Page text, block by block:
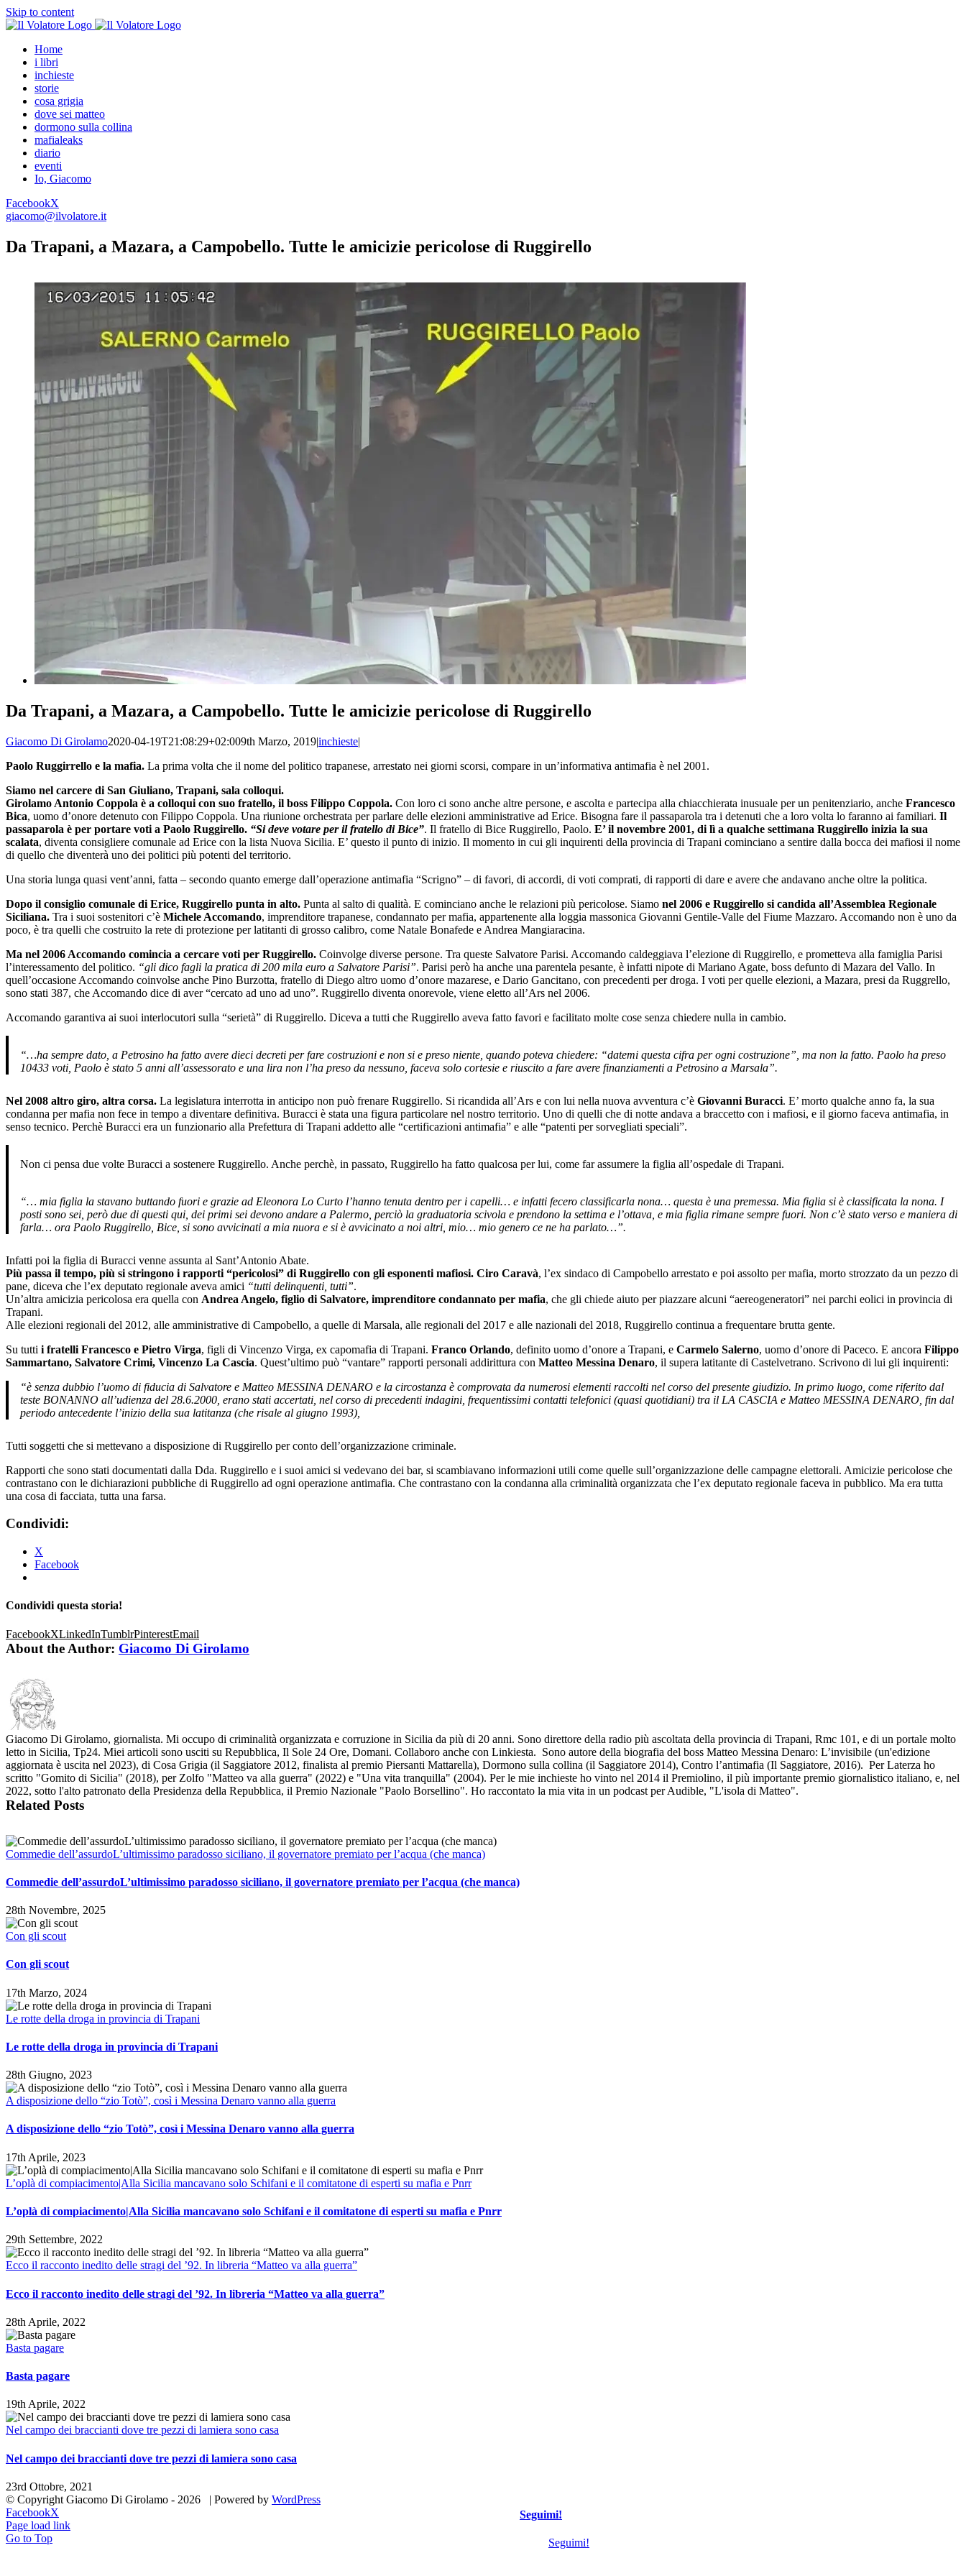
Skip to content
Home
i libri
inchieste
storie
cosa grigia
dove sei matteo
dormono sulla collina
mafialeaks
diario
eventi
Io, Giacomo
FacebookX
giacomo@ilvolatore.it
Da Trapani, a Mazara, a Campobello. Tutte le amicizie pericolose di Ruggirello
Da Trapani, a Mazara, a Campobello. Tutte le amicizie pericolose di Ruggirello
Giacomo Di Girolamo2020-04-19T21:08:29+02:009th Marzo, 2019|inchieste|
Paolo Ruggirrello e la mafia. La prima volta che il nome del politico trapanese, arrestato nei giorni scorsi, compare in un’informativa antimafia è nel 2001.
Siamo nel carcere di San Giuliano, Trapani, sala colloqui.
Girolamo Antonio Coppola è a colloqui con suo fratello, il boss Filippo Coppola. Con loro ci sono anche altre persone, e ascolta e partecipa alla chiacchierata inusuale per un penitenziario, anche Francesco
Bica, uomo d’onore detenuto con Filippo Coppola. Una riunione orchestrata per parlare delle elezioni amministrative ad Erice. Bisogna fare il passaparola tra i detenuti che a loro volta lo faranno ai familiari. Il
passaparola è per portare voti a Paolo Ruggirello. “Si deve votare per il fratello di Bice”. Il fratello di Bice Ruggirello, Paolo. E’ il novembre 2001, di lì a qualche settimana Ruggirello inizia la sua
scalata, diventa consigliere comunale ad Erice con la lista Nuova Sicilia. E’ questo il punto di inizio. Il momento in cui gli inquirenti della provincia di Trapani cominciano a sentire dalla bocca dei mafiosi il nome
di quello che diventerà uno dei politici più potenti del territorio.
Una storia lunga quasi vent’anni, fatta – secondo quanto emerge dall’operazione antimafia “Scrigno” – di favori, di accordi, di voti comprati, di rapporti di dare e avere che andavano anche oltre la politica.
Dopo il consiglio comunale di Erice, Ruggirello punta in alto. Punta al salto di qualità. E cominciano anche le relazioni più pericolose. Siamo nel 2006 e Ruggirello si candida all’Assemblea Regionale
Siciliana. Tra i suoi sostenitori c’è Michele Accomando, imprenditore trapanese, condannato per mafia, appartenente alla loggia massonica Giovanni Gentile-Valle del Fiume Mazzaro. Accomando non è uno da
poco, è tra quelli che costruito la rete di protezione per latitanti di grosso calibro, come Natale Bonafede e Andrea Mangiaracina.
Ma nel 2006 Accomando comincia a cercare voti per Ruggirello. Coinvolge diverse persone. Tra queste Salvatore Parisi. Accomando caldeggiava l’elezione di Ruggirello, e prometteva alla famiglia Parisi
l’interessamento del politico. “gli dico fagli la pratica di 200 mila euro a Salvatore Parisi”. Parisi però ha anche una parentela pesante, è infatti nipote di Mariano Agate, boss defunto di Mazara del Vallo. In
quell’occasione Accomando coinvolse anche Pino Burzotta, fratello di Diego altro uomo d’onore mazarese, e Dario Gancitano, con precedenti per droga. I voti per quelle elezioni, a Mazara, presi da Ruggrello,
sono stati 387, che Accomando dice di aver “cercato ad uno ad uno”. Ruggirello diventa onorevole, viene eletto all’Ars nel 2006.
Accomando garantiva ai suoi interlocutori sulla “serietà” di Ruggirello. Diceva a tutti che Ruggirello aveva fatto favori e facilitato molte cose senza chiedere nulla in cambio.
“…ha sempre dato, a Petrosino ha fatto avere dieci decreti per fare costruzioni e non si e preso niente, quando poteva chiedere: “datemi questa cifra per ogni costruzione”, ma non la fatto. Paolo ha preso
10433 voti, Paolo è stato 5 anni all’assessorato e una lira non l’ha preso da nessuno, faceva solo cortesie e riuscito a fare avere finanziamenti a Petrosino a Marsala”.
Nel 2008 altro giro, altra corsa. La legislatura interrotta in anticipo non può frenare Ruggirello. Si ricandida all’Ars e con lui nella nuova avventura c’è Giovanni Buracci. E’ morto qualche anno fa, la sua
condanna per mafia non fece in tempo a diventare definitiva. Buracci è stata una figura particolare nel nostro territorio. Uno di quelli che di notte andava a braccetto con i mafiosi, e il giorno faceva antimafia, in
senso tecnico. Perchè Buracci era un funzionario alla Prefettura di Trapani addetto alle “certificazioni antimafia” e alle “patenti per sorvegliati speciali”.
Non ci pensa due volte Buracci a sostenere Ruggirello. Anche perchè, in passato, Ruggirello ha fatto qualcosa per lui, come far assumere la figlia all’ospedale di Trapani.
“… mia figlia la stavano buttando fuori e grazie ad Eleonora Lo Curto l’hanno tenuta dentro per i capelli… e infatti fecero classificarla nona… questa è una premessa. Mia figlia si è classificata la nona. I
posti sono sei, però due di questi qui, dei primi sei devono andare a Palermo, perciò la graduatoria scivola e prendono la settima e l’ottava, e mia figlia rimane sempre fuori. Non c’è stato verso e maniera di
farla… ora Paolo Ruggirello, Bice, si sono avvicinati a mia nuora e si è avvicinato a noi altri, mio… mio genero ce ne ha parlato…”.
Infatti poi la figlia di Buracci venne assunta al Sant’Antonio Abate.
Più passa il tempo, più si stringono i rapporti “pericolosi” di Ruggirello con gli esponenti mafiosi. Ciro Caravà, l’ex sindaco di Campobello arrestato e poi assolto per mafia, morto strozzato da un pezzo di
pane, diceva che l’ex deputato regionale aveva amici “tutti delinquenti, tutti”.
Un’altra amicizia pericolosa era quella con Andrea Angelo, figlio di Salvatore, imprenditore condannato per mafia, che gli chiede aiuto per piazzare alcuni “aereogeneratori” nei parchi eolici in provincia di
Trapani.
Alle elezioni regionali del 2012, alle amministrative di Campobello, a quelle di Marsala, alle regionali del 2017 e alle nazionali del 2018, Ruggirello continua a frequentare brutta gente.
Su tutti i fratelli Francesco e Pietro Virga, figli di Vincenzo Virga, ex capomafia di Trapani. Franco Orlando, definito uomo d’onore a Trapani, e Carmelo Salerno, uomo d’onore di Paceco. E ancora Filippo
Sammartano, Salvatore Crimi, Vincenzo La Cascia. Quest’ultimo può “vantare” rapporti personali addirittura con Matteo Messina Denaro, il supera latitante di Castelvetrano. Scrivono di lui gli inquirenti:
“è senza dubbio l’uomo di fiducia di Salvatore e Matteo MESSINA DENARO e la circostanza è comprovata da numerosi elementi raccolti nel corso del presente giudizio. In primo luogo, come riferito dal
teste BONANNO all’udienza del 28.6.2000, erano stati accertati, nel corso di precedenti indagini, frequentissimi contatti telefonici (quasi quotidiani) tra il LA CASCIA e Matteo MESSINA DENARO, fin dal
periodo antecedente l’inizio della sua latitanza (che risale al giugno 1993),
Tutti soggetti che si mettevano a disposizione di Ruggirello per conto dell’organizzazione criminale.
Rapporti che sono stati documentati dalla Dda. Ruggirello e i suoi amici si vedevano dei bar, si scambiavano informazioni utili come quelle sull’organizzazione delle campagne elettorali. Amicizie pericolose che
contrastano con le dichiarazioni pubbliche di Ruggirello ad ogni operazione antimafia. Che contrastano con la condanna alla criminalità organizzata che l’ex deputato regionale faceva in pubblico. Ma era tutta
una cosa di facciata, tutta una farsa.
Condividi:
X
Facebook
Condividi questa storia!
FacebookXLinkedInTumblrPinterestEmail
About the Author: Giacomo Di Girolamo
Giacomo Di Girolamo, giornalista. Mi occupo di criminalità organizzata e corruzione in Sicilia da più di 20 anni. Sono direttore della radio più ascoltata della provincia di Trapani, Rmc 101, e di un portale molto
letto in Sicilia, Tp24. Miei articoli sono usciti su Repubblica, Il Sole 24 Ore, Domani. Collaboro anche con Linkiesta. Sono autore della biografia del boss Matteo Messina Denaro: L’invisibile (un'edizione
aggiornata è uscita nel 2023), di Cosa Grigia (il Saggiatore 2012, finalista al premio Piersanti Mattarella), Dormono sulla collina (il Saggiatore 2014), Contro l’antimafia (Il Saggiatore, 2016). Per Laterza ho
scritto "Gomito di Sicilia" (2018), per Zolfo "Matteo va alla guerra" (2022) e "Una vita tranquilla" (2004). Per le mie inchieste ho vinto nel 2014 il Premiolino, il più importante premio giornalistico italiano, e, nel
2022, sotto l'alto patronato della Presidenza della Repubblica, il Premio Nazionale "Paolo Borsellino". Ho raccontato la mia vita in un podcast per Audible, "L'isola di Matteo".
Related Posts
Commedie dell’assurdoL’ultimissimo paradosso siciliano, il governatore premiato per l’acqua (che manca)
Commedie dell’assurdoL’ultimissimo paradosso siciliano, il governatore premiato per l’acqua (che manca)
28th Novembre, 2025
Con gli scout
Con gli scout
17th Marzo, 2024
Le rotte della droga in provincia di Trapani
Le rotte della droga in provincia di Trapani
28th Giugno, 2023
A disposizione dello “zio Totò”, così i Messina Denaro vanno alla guerra
A disposizione dello “zio Totò”, così i Messina Denaro vanno alla guerra
17th Aprile, 2023
L’oplà di compiacimento|Alla Sicilia mancavano solo Schifani e il comitatone di esperti su mafia e Pnrr
L’oplà di compiacimento|Alla Sicilia mancavano solo Schifani e il comitatone di esperti su mafia e Pnrr
29th Settembre, 2022
Ecco il racconto inedito delle stragi del ’92. In libreria “Matteo va alla guerra”
Ecco il racconto inedito delle stragi del ’92. In libreria “Matteo va alla guerra”
28th Aprile, 2022
Basta pagare
Basta pagare
19th Aprile, 2022
Nel campo dei braccianti dove tre pezzi di lamiera sono casa
Nel campo dei braccianti dove tre pezzi di lamiera sono casa
23rd Ottobre, 2021
Seguimi!
Seguimi!
© Copyright Giacomo Di Girolamo - 2026 | Powered by WordPress
FacebookX
Page load link
Go to Top